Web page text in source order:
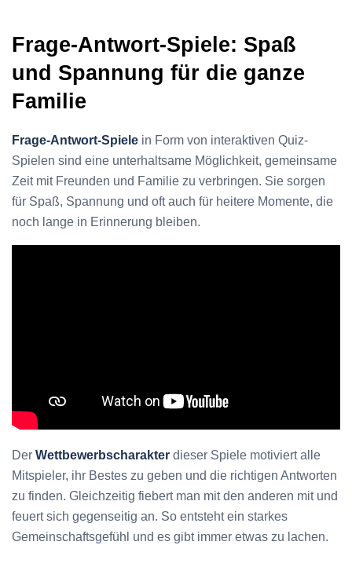
Frage-Antwort-Spiele: Spaß
und Spannung für die ganze
Familie
Frage-Antwort-Spiele in Form von interaktiven Quiz-
Spielen sind eine unterhaltsame Möglichkeit, gemeinsame
Zeit mit Freunden und Familie zu verbringen. Sie sorgen
für Spaß, Spannung und oft auch für heitere Momente, die
noch lange in Erinnerung bleiben.
Der Wettbewerbscharakter dieser Spiele motiviert alle
Mitspieler, ihr Bestes zu geben und die richtigen Antworten
zu finden. Gleichzeitig fiebert man mit den anderen mit und
feuert sich gegenseitig an. So entsteht ein starkes
Gemeinschaftsgefühl und es gibt immer etwas zu lachen.